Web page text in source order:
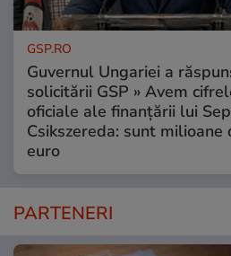
GSP.RO
Guvernul Ungariei a
solicitării GSP » Avem
oficiale ale finanțării lui
Csikszereda: sunt milioane
euro
PARTENERI